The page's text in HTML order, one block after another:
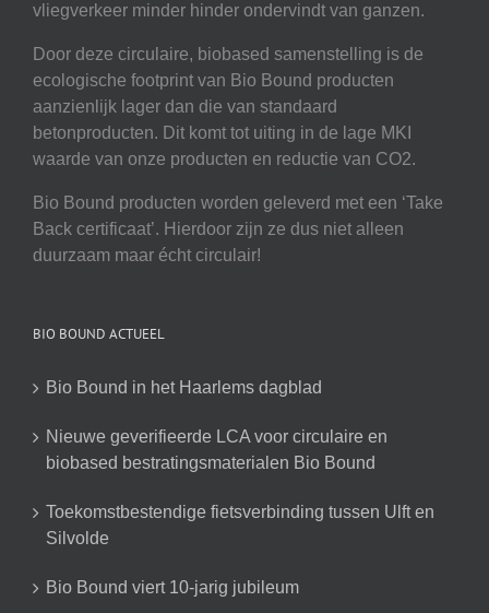
vliegverkeer minder hinder ondervindt van ganzen.
Door deze circulaire, biobased samenstelling is de
ecologische footprint van Bio Bound producten
aanzienlijk lager dan die van standaard
betonproducten. Dit komt tot uiting in de lage MKI
waarde van onze producten en reductie van CO2.
Bio Bound producten worden geleverd met een ‘Take
Back certificaat’. Hierdoor zijn ze dus niet alleen
duurzaam maar écht circulair!
BIO BOUND ACTUEEL
Bio Bound in het Haarlems dagblad
Nieuwe geverifieerde LCA voor circulaire en
biobased bestratingsmaterialen Bio Bound
Toekomstbestendige fietsverbinding tussen Ulft en
Silvolde
Bio Bound viert 10-jarig jubileum